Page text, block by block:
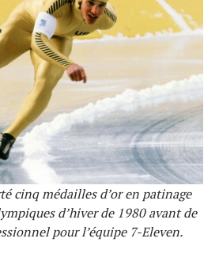
cinq médailles d’or en patinage
d’hiver de 1980 avant de
pour l’équipe 7-Eleven.